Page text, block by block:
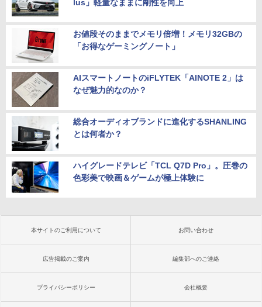
lus」軽量なままに剛性を向上
お値段そのままでメモリ倍増！メモリ32GBの
「お得なゲーミングノート」
AIスマートノートのiFLYTEK「AINOTE 2」は
なぜ魅力的なのか？
総合オーディオブランドに進化するSHANLING
とは何者か？
ハイグレードテレビ「TCL Q7D Pro」。圧巻の
色彩美で映画＆ゲームが極上体験に
本サイトのご利用について お問い合わせ
広告掲載のご案内 編集部へのご連絡
プライバシーポリシー 会社概要